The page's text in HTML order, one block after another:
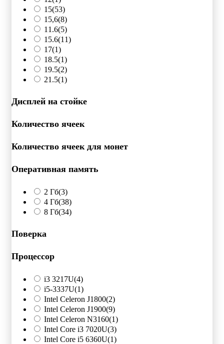
15(53)
15,6(8)
11.6(5)
15.6(11)
17(1)
18.5(1)
19.5(2)
21.5(1)
Дисплей на стойке
Количество ячеек
Количество ячеек для монет
Оперативная память
2 Гб(3)
4 Гб(38)
8 Гб(34)
Поверка
Процессор
i3 3217U(4)
i5-3337U(1)
Intel Celeron J1800(2)
Intel Celeron J1900(9)
Intel Celeron N3160(1)
Intel Core i3 7020U(3)
Intel Core i5 6360U(1)